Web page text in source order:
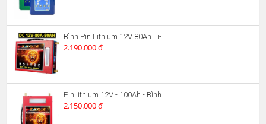
Bình Pin Lithium 12V 80Ah Li-...
2.190.000 đ
Pin lithium 12V - 100Ah - Bình...
2.150.000 đ